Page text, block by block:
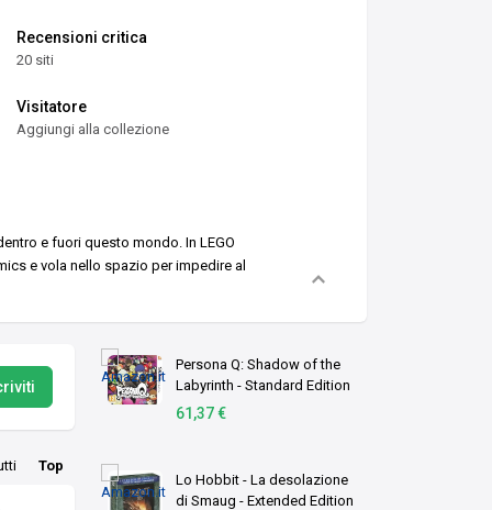
Recensioni critica
20 siti
Visitatore
Aggiungi alla collezione
e fuori questo mondo. In LEGO
e vola nello spazio per impedire al
Persona Q: Shadow of the
Labyrinth - Standard Edition
(Nintendo 3DS) [Edizione:
61,37 €
Lo Hobbit - La desolazione
di Smaug - Extended Edition
Top